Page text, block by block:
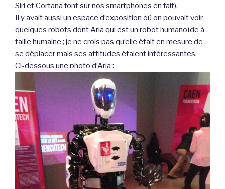
Siri et Cortana font sur nos smartphones en fait).
Il y avait aussi un espace d’exposition où on pouvait voir
quelques robots dont Aria qui est un robot humanoïde à
taille humaine ; je ne crois pas qu’elle était en mesure de
se déplacer mais ses attitudes étaient intéressantes.
Ci-dessous une photo d’Aria :